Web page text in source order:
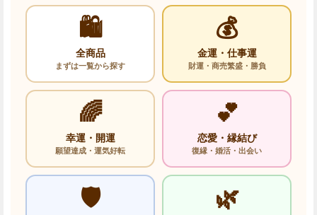
🛍️
全商品
まずは一覧から探す
💰
金運・仕事運
財運・商売繁盛・勝負
🌈
幸運・開運
願望達成・運気好転
💕
恋愛・縁結び
復縁・婚活・出会い
🛡️ 🌿